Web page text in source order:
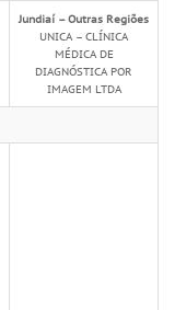
Jundiaí – Outras Regiões
UNICA – CLÍNICA
MÉDICA DE
DIAGNÓSTICA POR
IMAGEM LTDA